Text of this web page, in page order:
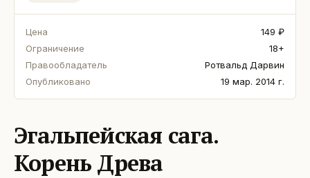
Цена
149 ₽
Ограничение
18+
Правообладатель
Ротвальд Дарвин
Опубликовано
19 мар. 2014 г.
Эгальпейская сага.
Корень Древа